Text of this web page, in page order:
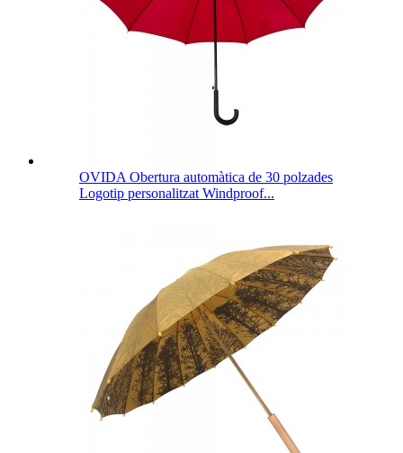
OVIDA Obertura automàtica de 30 polzades
Logotip personalitzat Windproof...